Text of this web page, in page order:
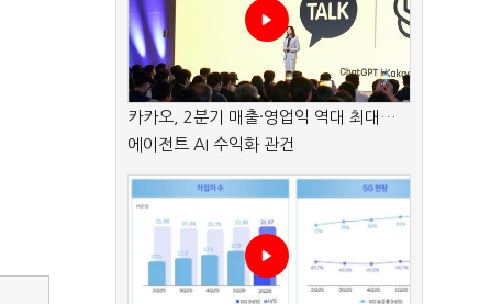
카카오, 2분기 매출·영업익 역대 최대…
에이전트 AI 수익화 관건